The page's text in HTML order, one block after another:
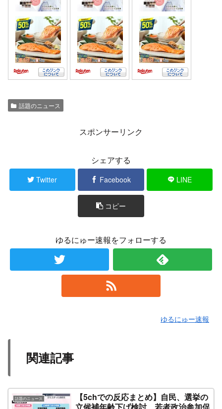
話題のニュース
スポンサーリンク
シェアする
Twitter Facebook LINE
コピー
ゆるにゅー速報をフォローする
ゆるにゅー速報
関連記事
話題のニュース
【5chでの反応まとめ】自民、選挙の